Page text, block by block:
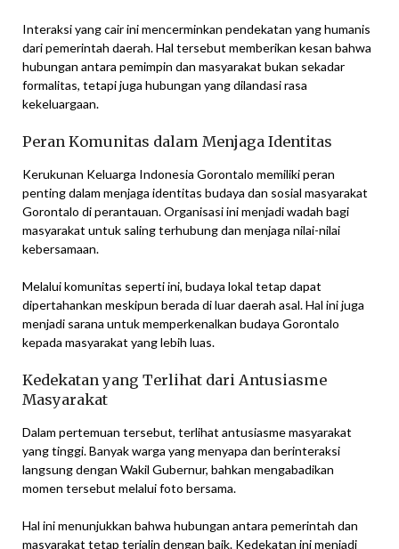
Interaksi yang cair ini mencerminkan pendekatan yang humanis
dari pemerintah daerah. Hal tersebut memberikan kesan bahwa
hubungan antara pemimpin dan masyarakat bukan sekadar
formalitas, tetapi juga hubungan yang dilandasi rasa
kekeluargaan.
Peran Komunitas dalam Menjaga Identitas
Kerukunan Keluarga Indonesia Gorontalo memiliki peran
penting dalam menjaga identitas budaya dan sosial masyarakat
Gorontalo di perantauan. Organisasi ini menjadi wadah bagi
masyarakat untuk saling terhubung dan menjaga nilai-nilai
kebersamaan.
Melalui komunitas seperti ini, budaya lokal tetap dapat
dipertahankan meskipun berada di luar daerah asal. Hal ini juga
menjadi sarana untuk memperkenalkan budaya Gorontalo
kepada masyarakat yang lebih luas.
Kedekatan yang Terlihat dari Antusiasme
Masyarakat
Dalam pertemuan tersebut, terlihat antusiasme masyarakat
yang tinggi. Banyak warga yang menyapa dan berinteraksi
langsung dengan Wakil Gubernur, bahkan mengabadikan
momen tersebut melalui foto bersama.
Hal ini menunjukkan bahwa hubungan antara pemerintah dan
masyarakat tetap terjalin dengan baik. Kedekatan ini menjadi